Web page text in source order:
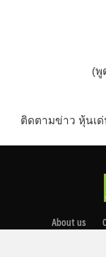
(พู
ติดตามข่าว หุ้นเด่
About us